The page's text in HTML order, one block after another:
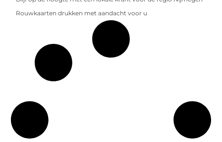
Rouwkaarten drukken met aandacht voor u